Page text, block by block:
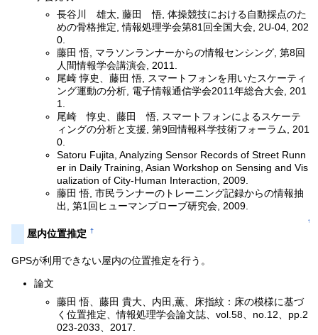
長谷川 雄太, 藤田 悟, 体操競技における自動採点のた
めの骨格推定, 情報処理学会第81回全国大会, 2U-04, 202
0.
藤田 悟, マラソンランナーからの情報センシング, 第8回
人間情報学会講演会, 2011.
尾崎 惇史、藤田 悟, スマートフォンを用いたスケーティ
ング運動の分析, 電子情報通信学会2011年総合大会, 201
1.
尾崎 惇史、藤田 悟, スマートフォンによるスケーテ
ィングの分析と支援, 第9回情報科学技術フォーラム, 201
0.
Satoru Fujita, Analyzing Sensor Records of Street Runn
er in Daily Training, Asian Workshop on Sensing and Vis
ualization of City-Human Interaction, 2009.
藤田 悟, 市民ランナーのトレーニング記録からの情報抽
出, 第1回ヒューマンプローブ研究会, 2009.
↑
屋内位置推定 †
GPSが利用できない屋内の位置推定を行う。
論文
藤田 悟、藤田 貴大、内田,薫、床指紋：床の模様に基づ
く位置推定、情報処理学会論文誌、vol.58、no.12、pp.2
023-2033、2017.